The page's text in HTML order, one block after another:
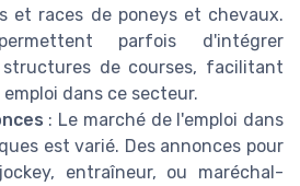
et races de poneys et chevaux.
parfois d'intégrer
de courses, facilitant
dans ce secteur.
: Le marché de l'emploi dans
est varié. Des annonces pour
entraîneur, ou maréchal-